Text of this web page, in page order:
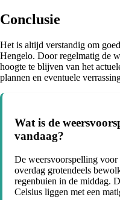
Conclusie
Het is altijd verstandig om
Hengelo. Door regelmatig de
hoogte te blijven van het
plannen en eventuele
Wat is de
vandaag?
De weersvoorspelling voor
overdag grotendeels
regenbuien in de middag.
Celsius liggen met een